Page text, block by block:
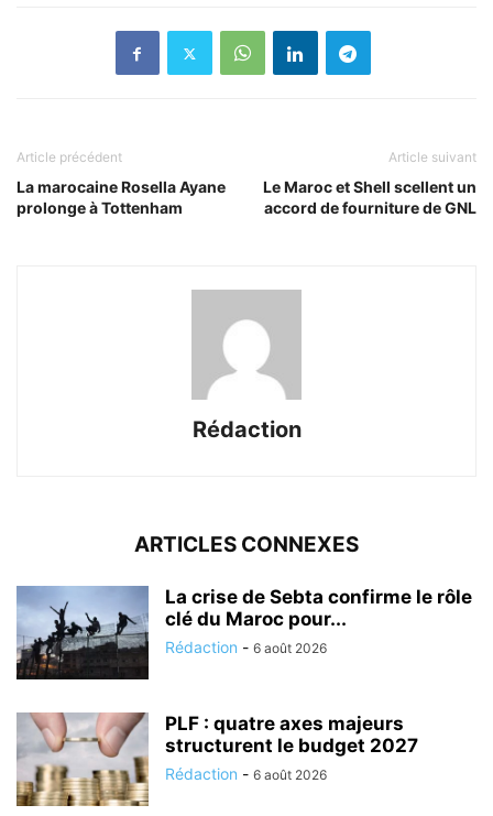
Article précédent
La marocaine Rosella Ayane
prolonge à Tottenham
Article suivant
Le Maroc et Shell scellent un
accord de fourniture de GNL
Rédaction
ARTICLES CONNEXES
La crise de Sebta confirme le rôle
clé du Maroc pour...
Rédaction - 6 août 2026
PLF : quatre axes majeurs
structurent le budget 2027
Rédaction - 6 août 2026